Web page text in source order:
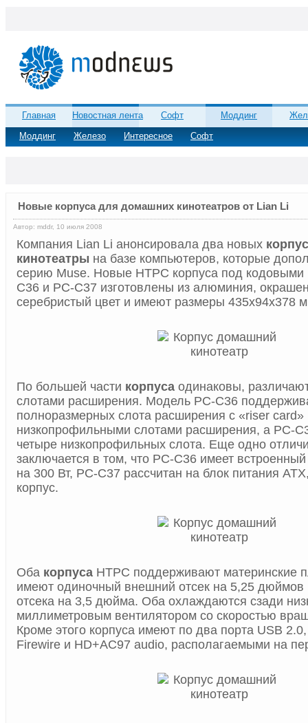
Главная
Новостная лента
Моддинг
Железо Интересное Софт
Софт Моддинг
Новые корпуса для домашних кинотеатров от Lian Li
Автор: mddr, 10 июля 2008
Компания Lian Li анонсировала два новых
кинотеатры на базе компьютеров, которые
серию Muse. Новые HTPC корпуса под кодовыми
C36 и PC-C37 изготовлены из алюминия,
серебристый цвет и имеют размеры 435x94x378
По большей части корпуса одинаковы,
слотами расширения. Модель PC-C36
полноразмерных слота расширения с «riser
низкопрофильными слотами расширения, а PC-
четыре низкопрофильных слота. Еще одно
заключается в том, что PC-C36 имеет
на 300 Вт, PC-C37 рассчитан на блок питания
корпус.
Оба корпуса HTPC поддерживают материнские
имеют одиночный внешний отсек на 5,25 дюймов
отсека на 3,5 дюйма. Оба охлаждаются сзади
миллиметровым вентилятором со скоростью
Кроме этого корпуса имеют по два порта USB
Firewire и HD+AC97 audio, располагаемыми на